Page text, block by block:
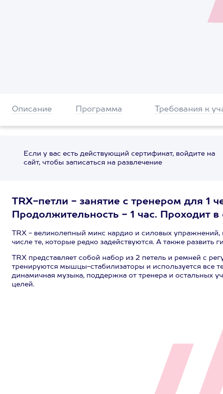
Описание Программа Требования к
Если у вас есть действующий сертификат, войдите на
сайт, чтобы записаться на развлечение
TRX-петли - занятие с тренером для 1
Продолжительность - 1 час. Проходит
TRX - великолепный микс кардио и силовых
числе те, которые редко задействуются. А также развить
TRX представляет собой набор из 2 петель и ремней с
тренируются мышцы-стабилизаторы и используется все
динамичная музыка, поддержка от тренера и остальных
целей.